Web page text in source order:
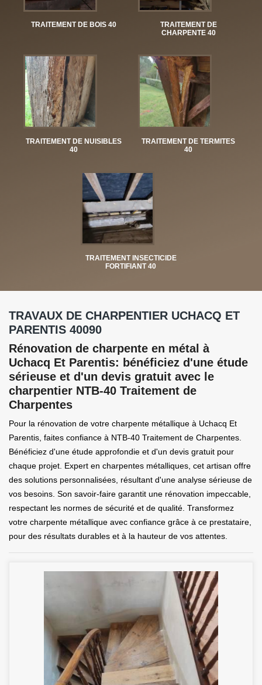
TRAITEMENT DE BOIS 40
TRAITEMENT DE
CHARPENTE 40
TRAITEMENT DE NUISIBLES
40
TRAITEMENT DE TERMITES
40
TRAITEMENT INSECTICIDE
FORTIFIANT 40
TRAVAUX DE CHARPENTIER UCHACQ ET
PARENTIS 40090
Rénovation de charpente en métal à
Uchacq Et Parentis: bénéficiez d'une étude
sérieuse et d'un devis gratuit avec le
charpentier NTB-40 Traitement de
Charpentes
Pour la rénovation de votre charpente métallique à Uchacq Et
Parentis, faites confiance à NTB-40 Traitement de Charpentes.
Bénéficiez d'une étude approfondie et d'un devis gratuit pour
chaque projet. Expert en charpentes métalliques, cet artisan offre
des solutions personnalisées, résultant d'une analyse sérieuse de
vos besoins. Son savoir-faire garantit une rénovation impeccable,
respectant les normes de sécurité et de qualité. Transformez
votre charpente métallique avec confiance grâce à ce prestataire,
pour des résultats durables et à la hauteur de vos attentes.